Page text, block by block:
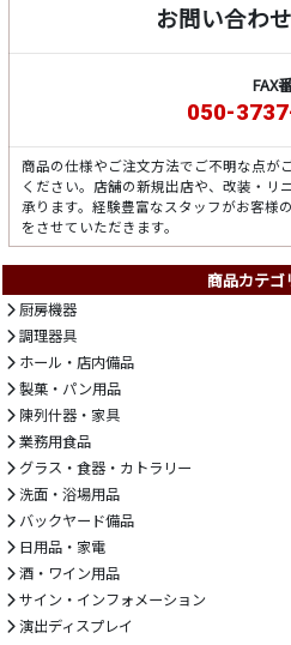
お問い合わ
FAX
050-
商品の仕様やご注文方法でご不明な点が
ください。店舗の新規出店や、改装・リ
承ります。経験豊富なスタッフがお客様
をさせていただきます。
商品カテゴ
厨房機器
調理器具
ホール・店内備品
製菓・パン用品
陳列什器・家具
業務用食品
グラス・食器・カトラリー
洗面・浴場用品
バックヤード備品
日用品・家電
酒・ワイン用品
サイン・インフォメーション
演出ディスプレイ